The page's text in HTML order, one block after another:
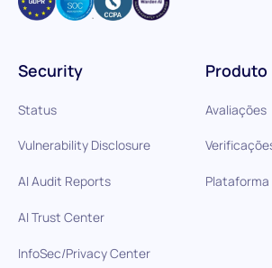
Produto
Avaliações
Plataforma
Security
Status
Vulnerability Disclosure
AI Audit Reports
AI Trust Center
InfoSec/Privacy Center